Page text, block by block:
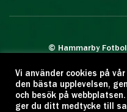
© Hammarby
Eftertryck eller
Citera oss
Vi använder cookies på
den bästa upplevelsen,
och besök på
ger du ditt medtycke till